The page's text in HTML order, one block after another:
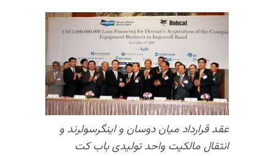
عقد قرارداد میان دوسان و اینگرسولرند و
انتقال مالکیت واحد تولیدی باب کت